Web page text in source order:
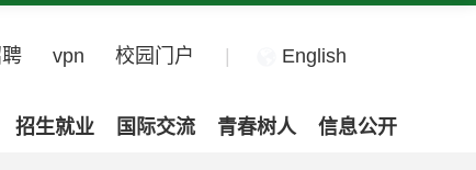
vpn 校园门户 English
招生就业 国际交流 青春树人 信息公开